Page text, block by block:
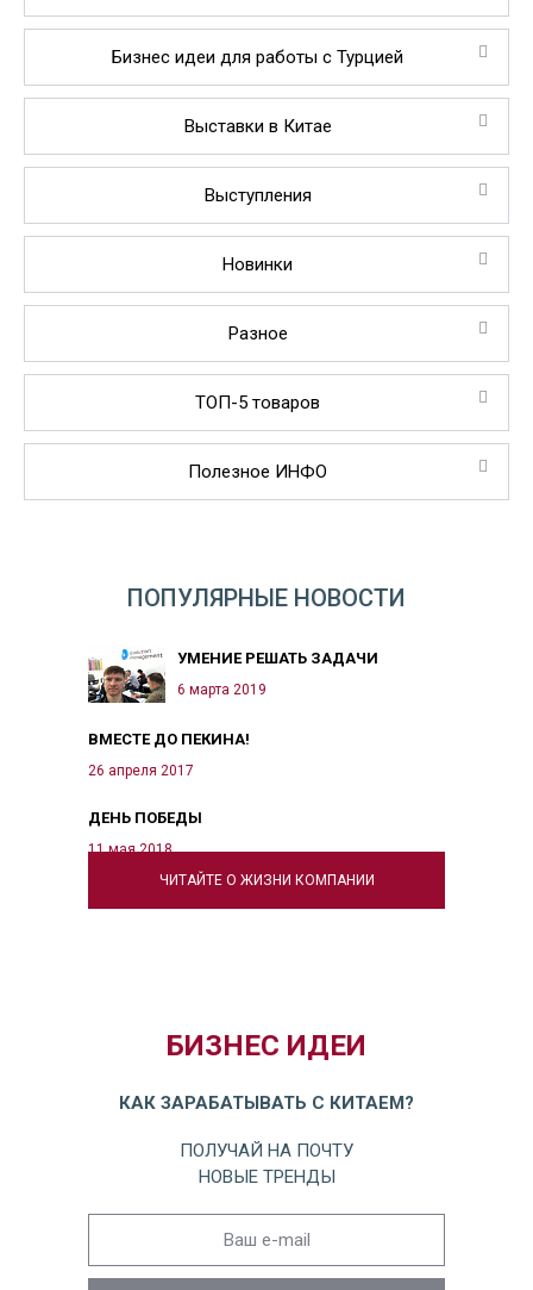
Бизнес идеи для работы с Турцией
Выставки в Китае
Выступления
Новинки
Разное
ТОП-5 товаров
Полезное ИНФО
ЧИТАЙТЕ О ЖИЗНИ КОМПАНИИ
ПОПУЛЯРНЫЕ НОВОСТИ
УМЕНИЕ РЕШАТЬ ЗАДАЧИ
6 марта 2019
ВМЕСТЕ ДО ПЕКИНА!
26 апреля 2017
ДЕНЬ ПОБЕДЫ
11 мая 2018
БИЗНЕС ИДЕИ
КАК ЗАРАБАТЫВАТЬ С КИТАЕМ?
ПОЛУЧАЙ НА ПОЧТУ
НОВЫЕ ТРЕНДЫ